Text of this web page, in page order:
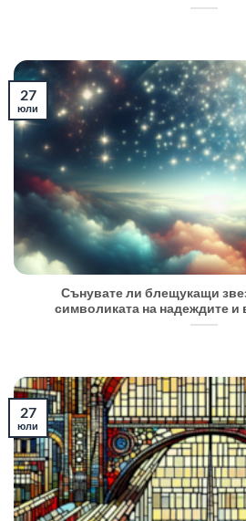
Сънувате ли блещукащи
символиката на надеждите и
27
юли
27
юли